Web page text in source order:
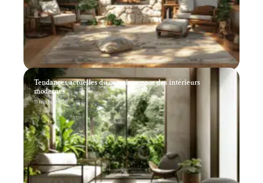
Tendances actuelles du carrelage pour des intérieurs
modernes
11 mars 2026